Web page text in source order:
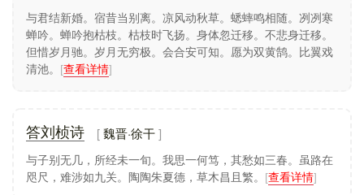
是“建安七子”中今存唯一的专著。
他的著作，除《中论》外已散佚，《隋书·经籍志》著录
有集5卷，已佚。明代杨德周辑、清代陈朝辅增《徐伟长集》
6卷，收入《汇刻建安七子集》中。《中论》2卷，《四部丛
与君结新婚。宿昔当别离。凉风动秋草。蟋蟀鸣相随。冽冽寒
蝉吟。蝉吟抱枯枝。枯枝时飞扬。身体忽迁移。不悲身迁移。
但惜岁月驰。岁月无穷极。会合安可知。愿为双黄鹄。比翼戏
清池。 [查看详情]
答刘桢诗 魏晋·徐干
与子别无几，所经未一旬。我思一何笃，其愁如三春。虽路在
咫尺，难涉如九关。陶陶朱夏德，草木昌且繁。 [查看详情]